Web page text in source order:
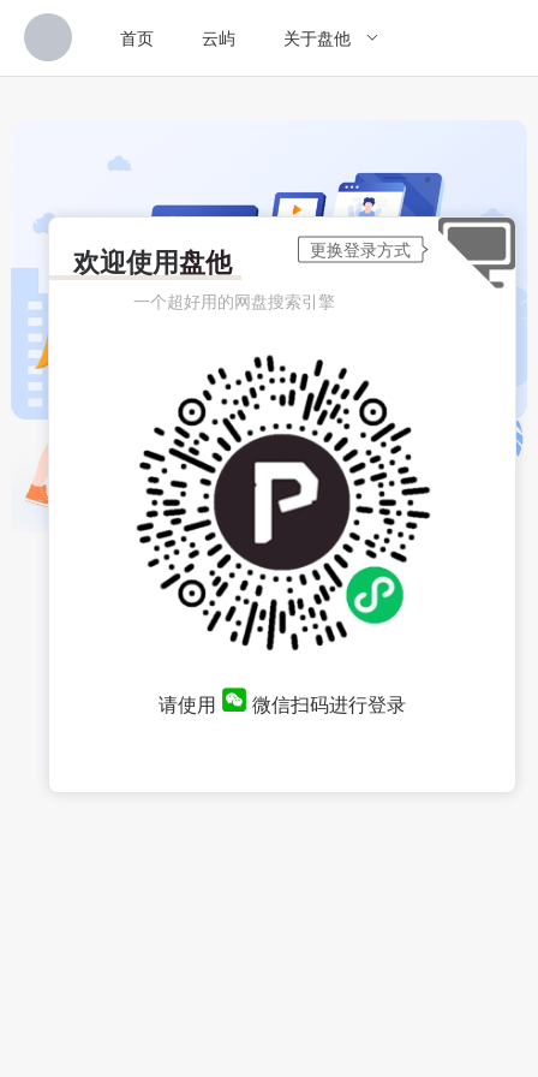
首页 云屿 关于盘他
欢迎使用盘他
一个超好用的网盘搜索引擎
请使用 微信扫码进行登录